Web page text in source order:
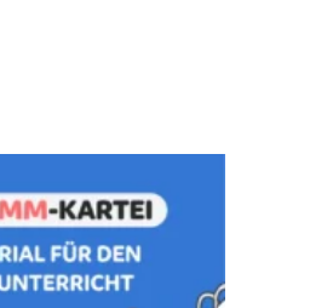
Dieses Produkt weist mehrere Varianten auf. Die Optionen können auf der Produktseite gewählt werden